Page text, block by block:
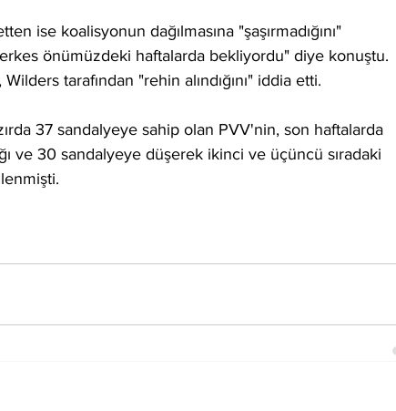
ise koalisyonun dağılmasına "şaşırmadığını"
önümüzdeki haftalarda bekliyordu" diye konuştu.
tarafından "rehin alındığını" iddia etti.
37 sandalyeye sahip olan PVV'nin, son haftalarda
ve 30 sandalyeye düşerek ikinci ve üçüncü sıradaki